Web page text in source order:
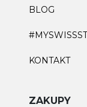
BLOG
KONTAKT
ZAKUPY